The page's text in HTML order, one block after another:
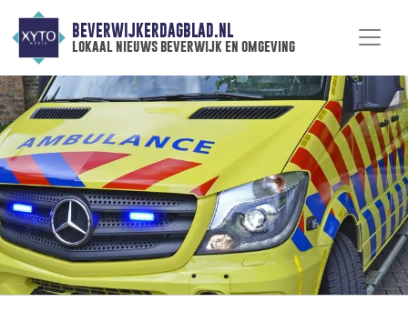
BEVERWIJKERDAGBLAD.NL
lokaal nieuws beverwijk en omgeving